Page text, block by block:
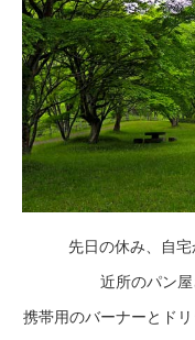
先日の休み、自宅
近所のパン屋
携帯用のバーナーとド